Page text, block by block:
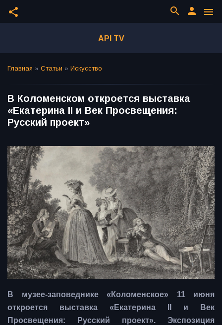
share menu
person
search
API TV
Главная » Статьи » Искусство
В Коломенском откроется выставка
«Екатерина II и Век Просвещения:
Русский проект»
В музее-заповеднике «Коломенское» 11 июня
откроется выставка «Екатерина II и Век
Просвещения: Русский проект». Экспозиция